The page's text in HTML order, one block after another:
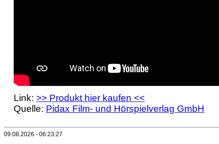
Link: >> Produkt hier kaufen <<
Quelle: Pidax Film- und Hörspielverlag GmbH
09.08.2026 - 06:23:27